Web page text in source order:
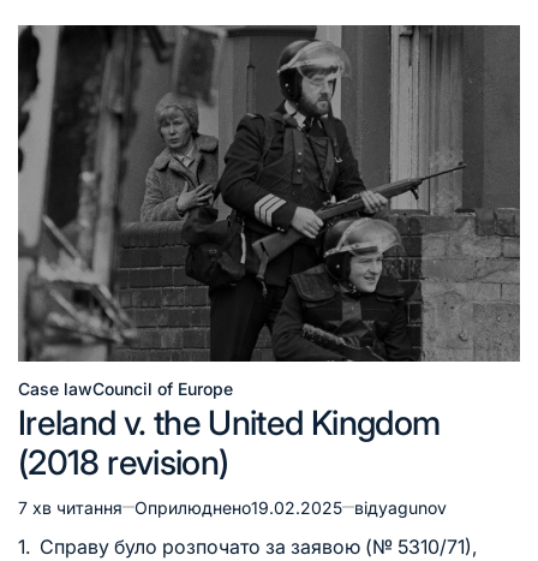
Case lawCouncil of Europe
Ireland v. the United Kingdom
(2018 revision)
7 хв читання Оприлюднено19.02.2025 відyagunov
1. Справу було розпочато за заявою (№ 5310/71),